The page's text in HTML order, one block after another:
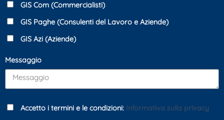
GIS Com (Commercialisti)
GIS Paghe (Consulenti del Lavoro e Aziende)
GIS Azi (Aziende)
Messaggio
Accetto i termini e le condizioni: Informativa sulla privacy